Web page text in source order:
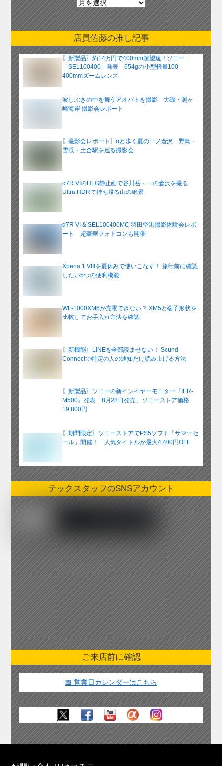
別
ア
ー
カ
イ
ブ
店員佐藤の推し記事
〖新製品〗約14万円で400mm超望遠！ソニー
「SEL100400」発表 654gの小型軽量100-
400mmズームレンズ
波しぶきの中を舞うアオバトを撮影 大磯・照ヶ
崎海岸 撮影会レポート
〖撮影会レポート〗αと歩く夏の一ノ倉沢 野鳥・
雪渓・土合駅を巡る撮影会
α7R VIのHLG静止画で谷川岳・一の倉沢を撮る
Ultra HDRで持ち帰る山の絶景
α7R VI & SEL100400MC 羽田空港撮影体験会レポ
ート 超豪華フォトコンも開催
Xperia 1 VIIIを夏休みで使いこなす！ 旅行前に確認
したい5つの便利機能
WF-1000XM6が充電できない？ XM5と端子形状を
比較してお手入れ方法を確認
〖新機能〗LINEを全部読ませない！ Sound
Connectで特定の人の通知だけ読み上げる方法
〖新製品〗ソニーの新インイヤーモニター『IER-
M500』発表 8月28日発売、ソニーストア価格
19,800円
〖期間限定〗ソニーストアでPS5ソフト「サマーセ
ール」開催！ 人気タイトルが最大4,400円OFF
テックスタッフのSNSアカウント
ご来店前に確認
📅 営業日カレンダーはこちら